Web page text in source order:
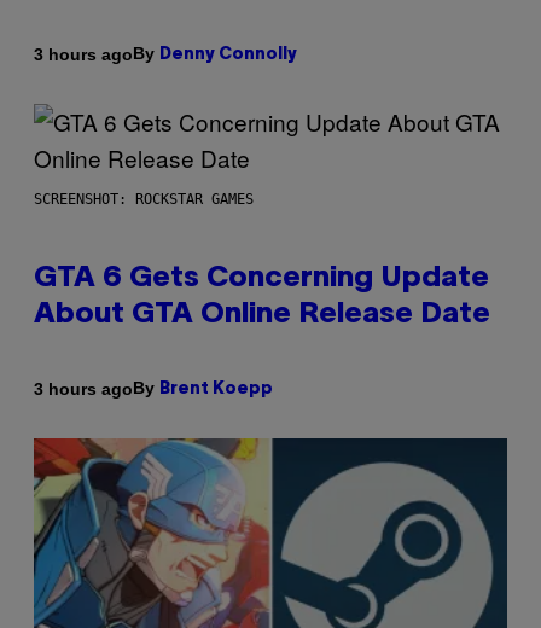
3 hours agoBy Denny Connolly
SCREENSHOT: ROCKSTAR GAMES
GTA 6 Gets Concerning Update
About GTA Online Release Date
3 hours agoBy Brent Koepp